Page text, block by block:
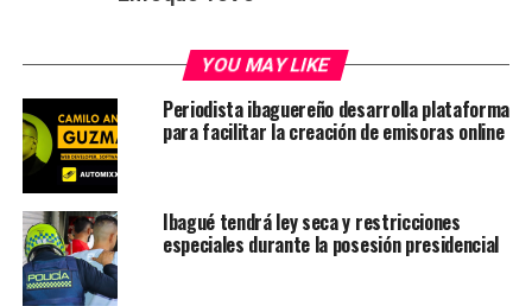
YOU MAY LIKE
Periodista ibaguereño desarrolla plataforma
para facilitar la creación de emisoras online
Ibagué tendrá ley seca y restricciones
especiales durante la posesión presidencial